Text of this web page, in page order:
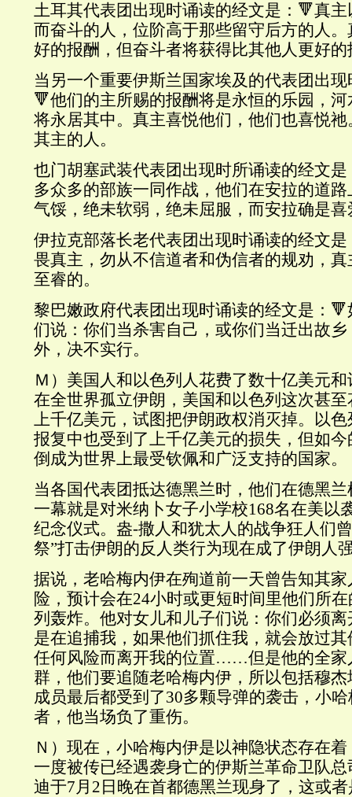
土耳其代表团出现时诵读的经文是：🔻真
而奋斗的人，位阶高于那些留守后方的人
好的报酬，但奋斗者将获得比其他人更好的
当另一个重要伊斯兰国家埃及的代表团出
🔻他们的主所赐的报酬将是永恒的乐园，
将永居其中。真主喜悦他们，他们也喜悦
其主的人。
也门胡塞武装代表团出现时所诵读的经文
多众多的部族一同作战，他们在安拉的道
气馁，绝未软弱，绝未屈服，而安拉确是
伊拉克部落长老代表团出现时诵读的经文
畏真主，勿从不信道者和伪信者的规劝，
至睿的。
黎巴嫩政府代表团出现时诵读的经文是：
们说：你们当杀害自己，或你们当迁出故
外，决不实行。
Ｍ）美国人和以色列人花费了数十亿美元
在全世界孤立伊朗，美国和以色列这次甚
上千亿美元，试图把伊朗政权消灭掉。以
报复中也受到了上千亿美元的损失，但如
倒成为世界上最受钦佩和广泛支持的国家。
当各国代表团抵达德黑兰时，他们在德黑
一幕就是对米纳卜女子小学校168名在美以
纪念仪式。盎-撒人和犹太人的战争狂人们
祭”打击伊朗的反人类行为现在成了伊朗人
据说，老哈梅内伊在殉道前一天曾告知其
险，预计会在24小时或更短时间里他们所
列轰炸。他对女儿和儿子们说：你们必须
是在追捕我，如果他们抓住我，就会放过
任何风险而离开我的位置……但是他的全家
群，他们要追随老哈梅内伊，所以包括穆
成员最后都受到了30多颗导弹的袭击，小
者，他当场负了重伤。
Ｎ）现在，小哈梅内伊是以神隐状态存在
一度被传已经遇袭身亡的伊斯兰革命卫队总
迪于7月2日晚在首都德黑兰现身了，这或